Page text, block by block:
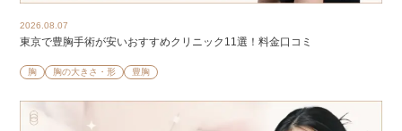
2026.08.07
東京で豊胸手術が安いおすすめクリニック11選！料金口コミ
胸 胸の大きさ・形 豊胸